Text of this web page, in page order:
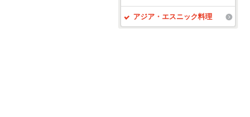
アジア・エスニック料理